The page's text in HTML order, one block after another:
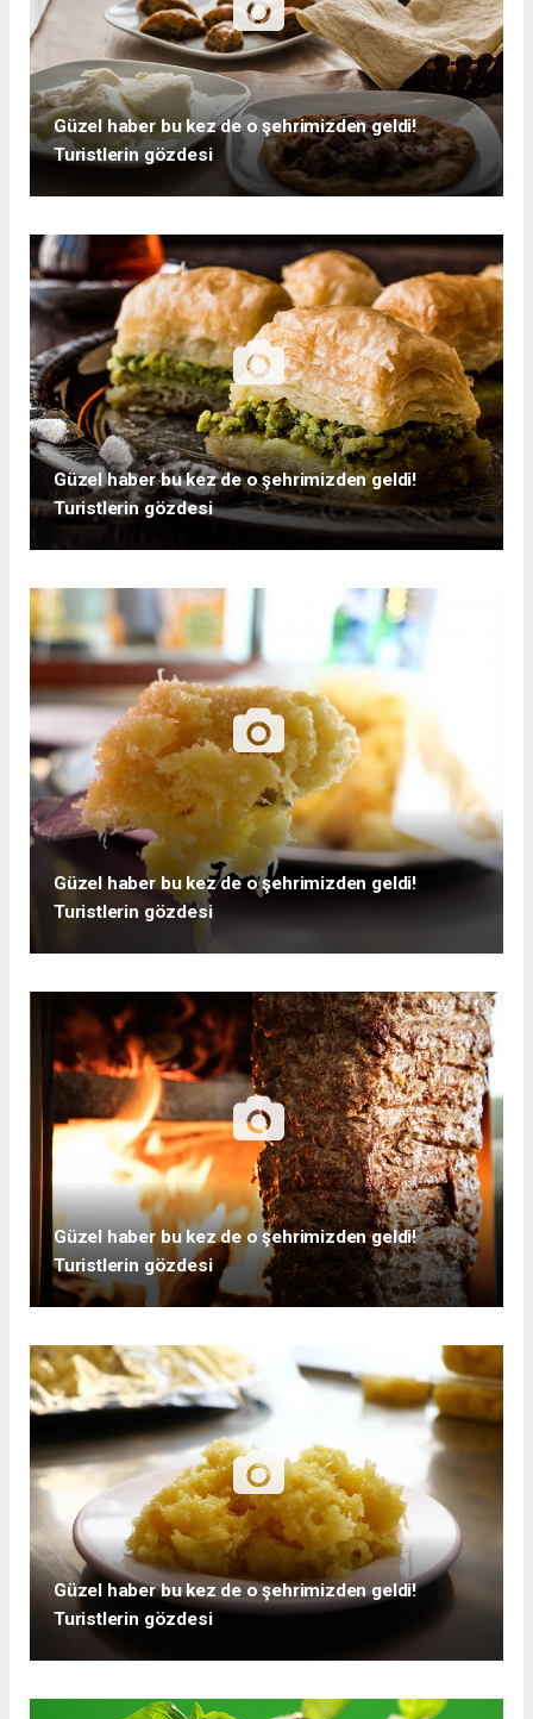
Güzel haber bu kez de o şehrimizden geldi!
Turistlerin gözdesi
Güzel haber bu kez de o şehrimizden geldi!
Turistlerin gözdesi
Güzel haber bu kez de o şehrimizden geldi!
Turistlerin gözdesi
Güzel haber bu kez de o şehrimizden geldi!
Turistlerin gözdesi
Güzel haber bu kez de o şehrimizden geldi!
Turistlerin gözdesi